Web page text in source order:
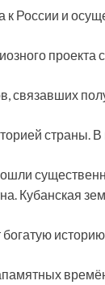
к России и
проекта
связавших
страны.
Кубанская
богатую